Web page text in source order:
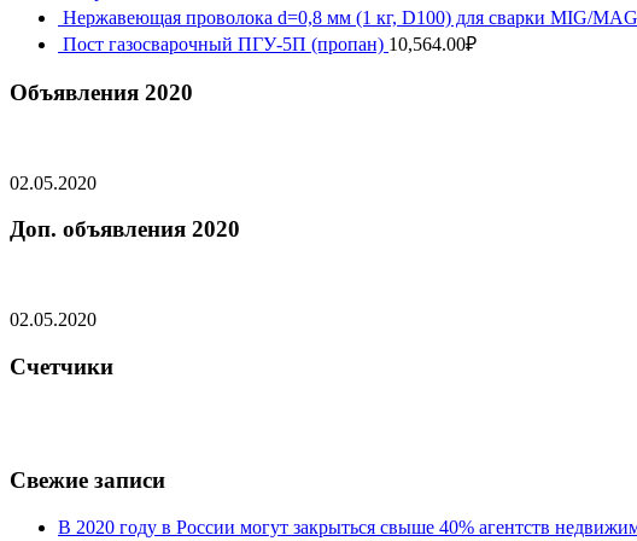
Нержавеющая проволока d=0,8 мм (1 кг, D100) для сварки MIG/
Пост газосварочный ПГУ-5П (пропан) 10,564.00₽
Объявления 2020
02.05.2020
Доп. объявления 2020
02.05.2020
Счетчики
Свежие записи
В 2020 году в России могут закрыться свыше 40% агентств